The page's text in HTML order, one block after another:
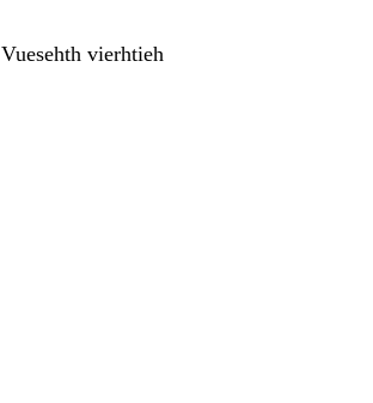
Vuesehth vierhtieh